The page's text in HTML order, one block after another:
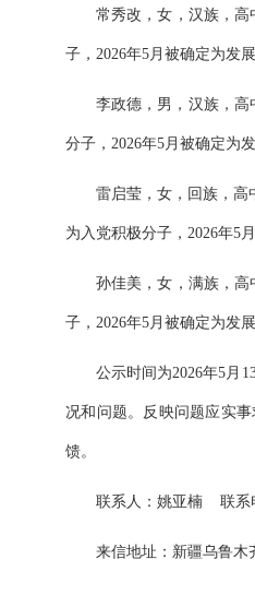
常秀改 ，女 ，汉族，
子， 2026年5月被确定为发
李政德，男，汉族，
分子，2026年5月被确定为
雷启莹，女，回族，高
为入党积极分子，2026年5
孙佳美 ，女 ， 满族，高
子，2026年5月被确定为发
公示时间为2026年5月
况和问题。反映问题应实
馈。
联系人： 姚亚楠 联系
来信地址：新疆乌鲁木